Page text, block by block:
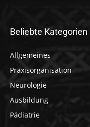
Beliebte Kategorien
Allgemeines
Praxisorganisation
Neurologie
Ausbildung
Pädiatrie